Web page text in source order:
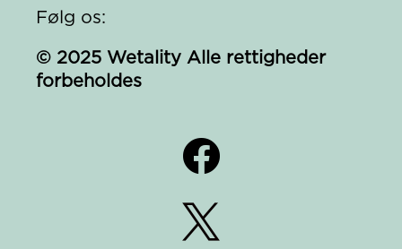
Følg os:
© 2025 Wetality Alle rettigheder
forbeholdes

